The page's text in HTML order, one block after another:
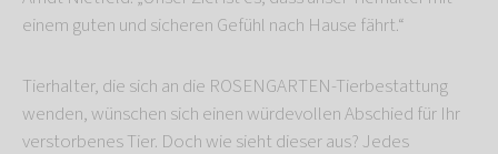
einem guten und sicheren Gefühl nach Hause fährt.“
Tierhalter, die sich an die ROSENGARTEN-Tierbestattung
wenden, wünschen sich einen würdevollen Abschied für Ihr
verstorbenes Tier. Doch wie sieht dieser aus? Jedes